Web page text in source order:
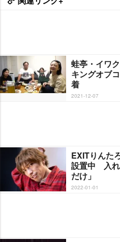
蛙亭・イワ
キングオブ
着
2021-12-07
EXITりんた
設置中 入れ
だけ」
2022-01-01